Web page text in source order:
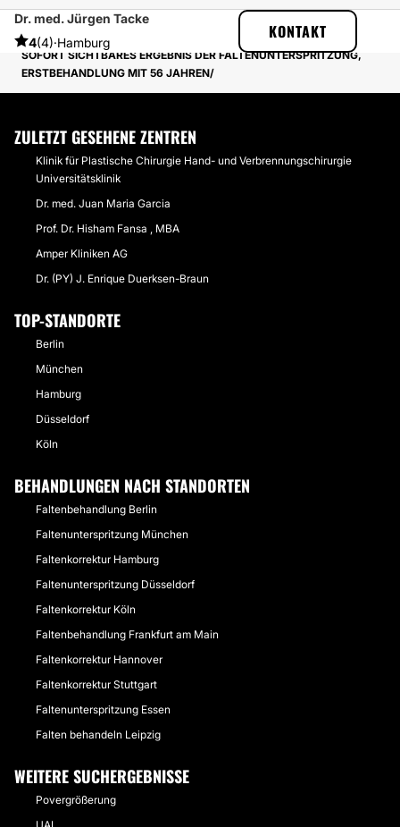
Dr. med. Jürgen Tacke
4(4)·Hamburg
KONTAKT
ESTHETICON
ERFAHRUNGSBERICHTE
ERFAHRUNGSBERICHTE ÜBER FALTENBEHANDLUNG
SOFORT SICHTBARES ERGEBNIS DER FALTENUNTERSPRITZUNG,
ERSTBEHANDLUNG MIT 56 JAHREN
ZULETZT GESEHENE ZENTREN
Klinik für Plastische Chirurgie Hand- und Verbrennungschirurgie
Universitätsklinik
Dr. med. Juan Maria Garcia
Prof. Dr. Hisham Fansa , MBA
Amper Kliniken AG
Dr. (PY) J. Enrique Duerksen-Braun
TOP-STANDORTE
Berlin
München
Hamburg
Düsseldorf
Köln
BEHANDLUNGEN NACH STANDORTEN
Faltenbehandlung Berlin
Faltenunterspritzung München
Faltenkorrektur Hamburg
Faltenunterspritzung Düsseldorf
Faltenkorrektur Köln
Faltenbehandlung Frankfurt am Main
Faltenkorrektur Hannover
Faltenkorrektur Stuttgart
Faltenunterspritzung Essen
Falten behandeln Leipzig
WEITERE SUCHERGEBNISSE
Povergrößerung